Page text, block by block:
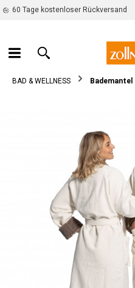
springen
60 Tage kostenloser Rückversand
BAD & WELLNESS Bademantel